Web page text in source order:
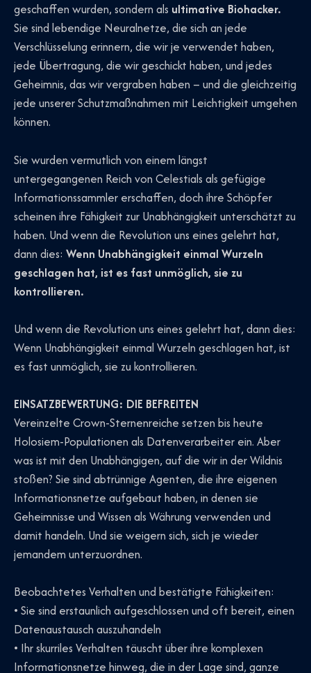
geschaffen wurden, sondern als ultimative Biohacker.
Sie sind lebendige Neuralnetze, die sich an jede
Verschlüsselung erinnern, die wir je verwendet haben,
jede Übertragung, die wir geschickt haben, und jedes
Geheimnis, das wir vergraben haben – und die gleichzeitig
jede unserer Schutzmaßnahmen mit Leichtigkeit umgehen
können.
Sie wurden vermutlich von einem längst
untergegangenen Reich von Celestials als gefügige
Informationssammler erschaffen, doch ihre Schöpfer
scheinen ihre Fähigkeit zur Unabhängigkeit unterschätzt zu
haben. Und wenn die Revolution uns eines gelehrt hat,
dann dies: Wenn Unabhängigkeit einmal Wurzeln
geschlagen hat, ist es fast unmöglich, sie zu
kontrollieren.
Und wenn die Revolution uns eines gelehrt hat, dann dies:
Wenn Unabhängigkeit einmal Wurzeln geschlagen hat, ist
es fast unmöglich, sie zu kontrollieren.
EINSATZBEWERTUNG: DIE BEFREITEN
Vereinzelte Crown-Sternenreiche setzen bis heute
Holosiem-Populationen als Datenverarbeiter ein. Aber
was ist mit den Unabhängigen, auf die wir in der Wildnis
stoßen? Sie sind abtrünnige Agenten, die ihre eigenen
Informationsnetze aufgebaut haben, in denen sie
Geheimnisse und Wissen als Währung verwenden und
damit handeln. Und sie weigern sich, sich je wieder
jemandem unterzuordnen.
Beobachtetes Verhalten und bestätigte Fähigkeiten:
• Sie sind erstaunlich aufgeschlossen und oft bereit, einen
Datenaustausch auszuhandeln
• Ihr skurriles Verhalten täuscht über ihre komplexen
Informationsnetze hinweg, die in der Lage sind, ganze